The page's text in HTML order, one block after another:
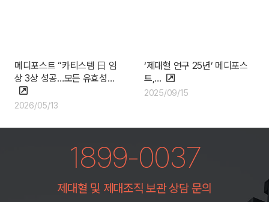
메디포스트 “카티스템 日 임
상 3상 성공…모든 유효성…
2026/05/13
‘제대혈 연구 25년’ 메디포스
트,…
2025/09/15
1899-0037
제대혈 및 제대조직 보관 상담 문의